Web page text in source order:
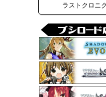
ラストクロニ